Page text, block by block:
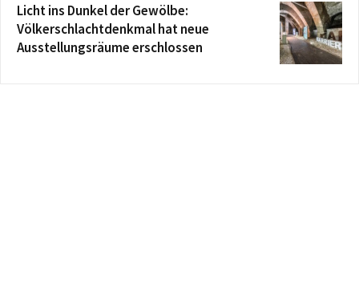
Licht ins Dunkel der Gewölbe:
Völkerschlachtdenkmal hat neue
Ausstellungsräume erschlossen